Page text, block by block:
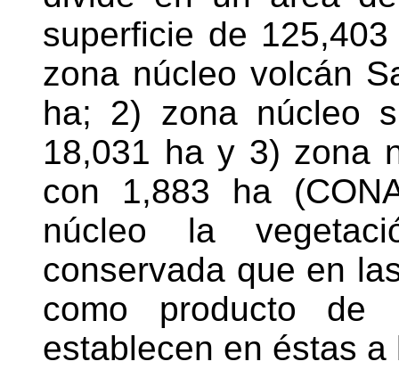
superficie de
zona núcleo volcán
ha; 2) zona núcleo
18,031 ha y 3) zona
con 1,883 ha
núcleo la
conservada que en
como producto de
establecen en éstas